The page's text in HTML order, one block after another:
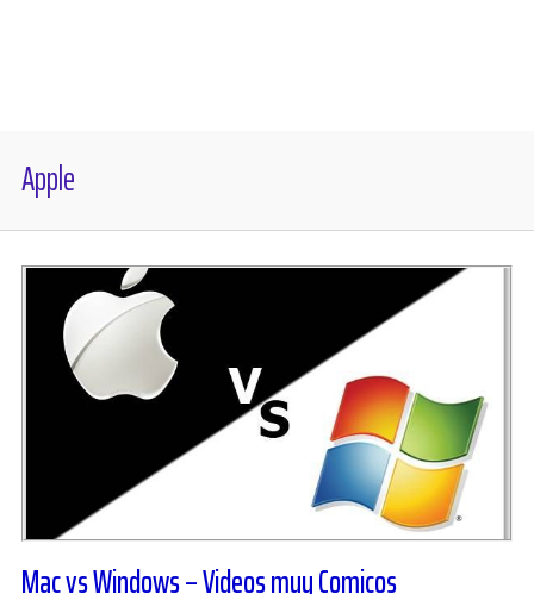
Foros
Apple
Mac vs Windows – Videos muy Comicos